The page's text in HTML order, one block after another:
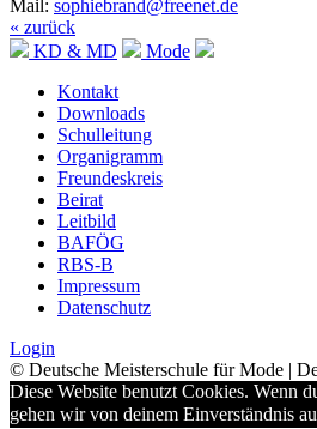
Mail: sophiebrand@freenet.de
« zurück
KD & MD
Mode
Kontakt
Downloads
Schulleitung
Organigramm
Freundeskreis
Beirat
Leitbild
BAFÖG
RBS-B
Impressum
Datenschutz
Login
© Deutsche Meisterschule für Mode |
Diese Website benutzt Cookies. Wenn
gehen wir von deinem Einverständnis